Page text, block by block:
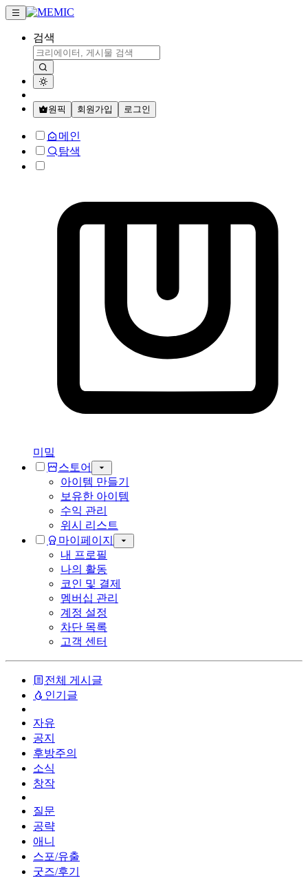
검색
원픽 회원가입 로그인
메인
탐색
미밐
스토어
아이템 만들기
보유한 아이템
수익 관리
위시 리스트
마이페이지
내 프로필
나의 활동
코인 및 결제
멤버십 관리
계정 설정
차단 목록
고객 센터
전체 게시글
인기글
자유
공지
후방주의
소식
창작
질문
공략
애니
스포/유출
굿즈/후기